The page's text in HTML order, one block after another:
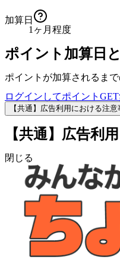
加算日
1ヶ月程度
ポイント加算日
ポイントが加算されるまで
ログインしてポイントGET
【共通】広告利用における注意
【共通】広告利
閉じる